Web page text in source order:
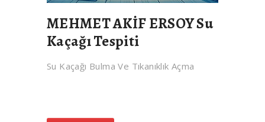
MEHMET AKİF ERSOY Su
Kaçağı Tespiti
Su Kaçağı Bulma Ve Tıkanıklık Açma